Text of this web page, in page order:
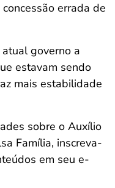
errada de
governo a
estavam sendo
mais estabilidade
sobre o Auxílio
Família, inscreva-
em seu e-